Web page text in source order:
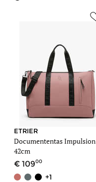
ETRIER
42cm
10900
+1